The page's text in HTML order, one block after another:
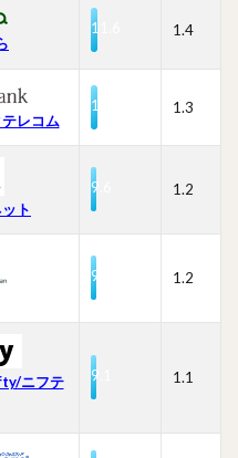
11.6 1.4
レコム
10.6 1.3
ト
9.6 1.2
9.2 1.2
ニフテ
9.1 1.1